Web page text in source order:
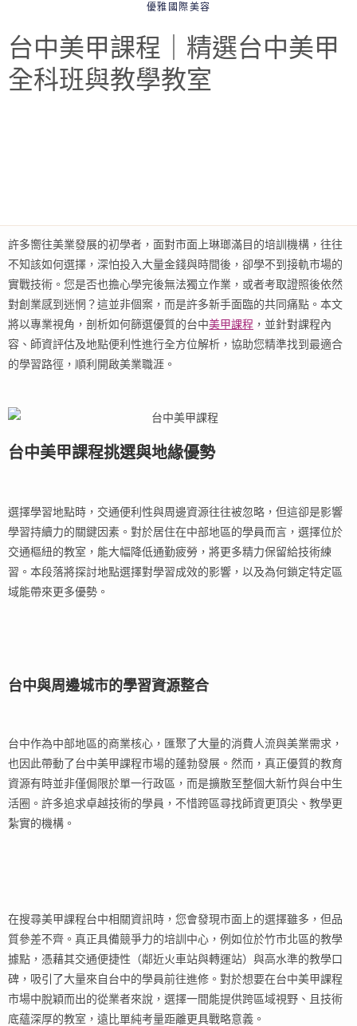
優雅國際美容
台中美甲課程｜精選台中美甲
全科班與教學教室
許多嚮往美業發展的初學者，面對市面上琳瑯滿目的培訓機構，往往
不知該如何選擇，深怕投入大量金錢與時間後，卻學不到接軌市場的
實戰技術。您是否也擔心學完後無法獨立作業，或者考取證照後依然
對創業感到迷惘？這並非個案，而是許多新手面臨的共同痛點。本文
將以專業視角，剖析如何篩選優質的台中美甲課程 ，並針對課程內
容、師資評估及地點便利性進行全方位解析，協助您精準找到最適合
的學習路徑，順利開啟美業職涯。
台中美甲課程挑選與地緣優勢
選擇學習地點時，交通便利性與周邊資源往往被忽略，但這卻是影響
學習持續力的關鍵因素。對於居住在中部地區的學員而言，選擇位於
交通樞紐的教室，能大幅降低通勤疲勞，將更多精力保留給技術練
習。本段落將探討地點選擇對學習成效的影響，以及為何鎖定特定區
域能帶來更多優勢。
台中與周邊城市的學習資源整合
台中作為中部地區的商業核心，匯聚了大量的消費人流與美業需求，
也因此帶動了台中美甲課程市場的蓬勃發展。然而，真正優質的教育
資源有時並非僅侷限於單一行政區，而是擴散至整個大新竹與台中生
活圈。許多追求卓越技術的學員，不惜跨區尋找師資更頂尖、教學更
紮實的機構。
在搜尋美甲課程台中相關資訊時，您會發現市面上的選擇雖多，但品
質參差不齊。真正具備競爭力的培訓中心，例如位於竹市北區的教學
據點，憑藉其交通便捷性（鄰近火車站與轉運站）與高水準的教學口
碑，吸引了大量來自台中的學員前往進修。對於想要在台中美甲課程
市場中脫穎而出的從業者來說，選擇一間能提供跨區域視野、且技術
底蘊深厚的教室，遠比單純考量距離更具戰略意義。